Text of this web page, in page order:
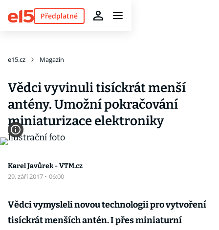
Předplatné
e15.cz Magazín
Vědci vyvinuli tisíckrát menší
antény. Umožní pokračování
miniaturizace elektroniky
Karel Javůrek - VTM.cz
29. září 2017 · 06:00
Vědci vymysleli novou technologii pro vytvoření
tisíckrát menších antén. I přes miniaturní